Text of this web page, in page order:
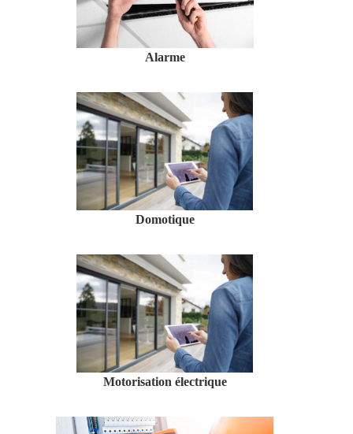
Alarme
Domotique
Motorisation électrique